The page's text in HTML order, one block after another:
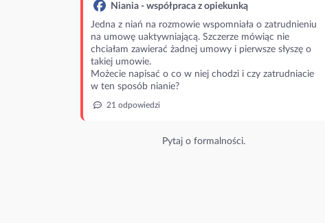
Niania - współpraca z opiekunką
Jedna z niań na rozmowie wspomniała o zatrudnieniu
na umowę uaktywniającą. Szczerze mówiąc nie
chciałam zawierać żadnej umowy i pierwsze słyszę o
takiej umowie.
Możecie napisać o co w niej chodzi i czy zatrudniacie
w ten sposób nianie?
21 odpowiedzi
Pytaj o formalności.